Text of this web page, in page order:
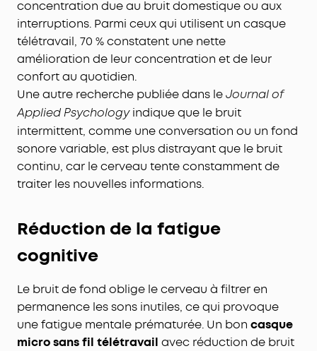
concentration due au bruit domestique ou aux
interruptions. Parmi ceux qui utilisent un casque
télétravail, 70 % constatent une nette
amélioration de leur concentration et de leur
confort au quotidien.
Une autre recherche publiée dans le Journal of
Applied Psychologyindique que le bruit
intermittent, comme une conversation ou un fond
sonore variable, est plus distrayant que le bruit
continu, car le cerveau tente constamment de
traiter les nouvelles informations.
Réduction de la fatigue
cognitive
Le bruit de fond oblige le cerveau à filtrer en
permanence les sons inutiles, ce qui provoque
une fatigue mentale prématurée. Un bon casque
micro sans fil télétravail avec réduction de bruit